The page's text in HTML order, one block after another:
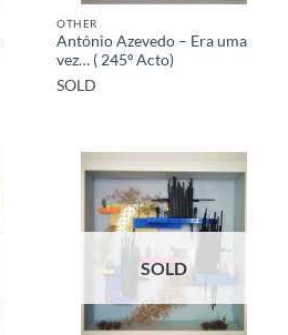
OTHER
António Azevedo – Era uma
vez… ( 245º Acto)
SOLD
SOLD